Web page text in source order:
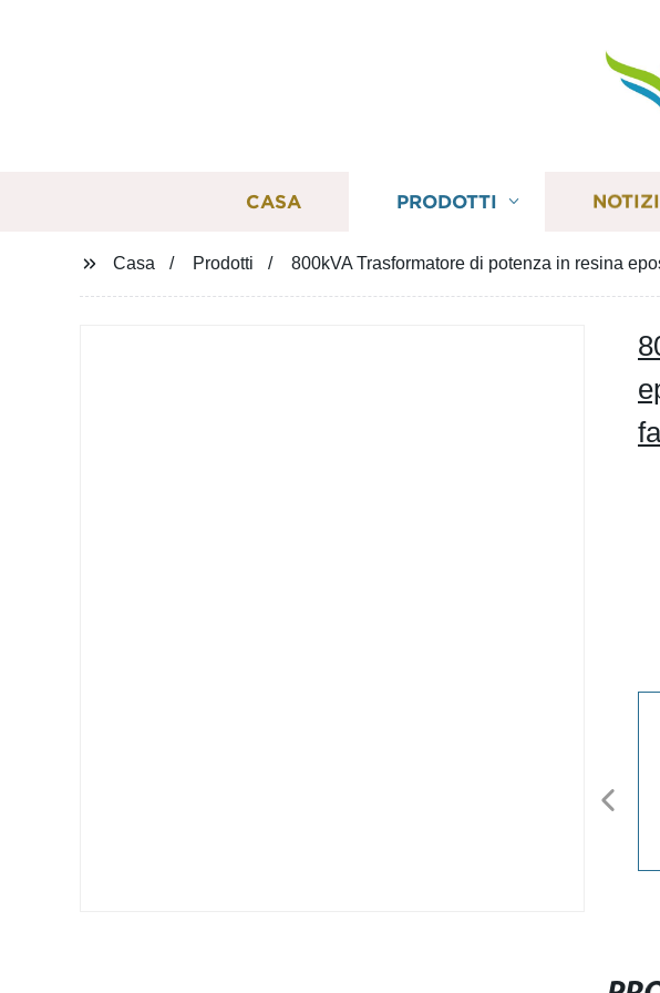
CASA PRODOTTI
Casa Prodotti 800kVA Trasformatore di potenza in resina